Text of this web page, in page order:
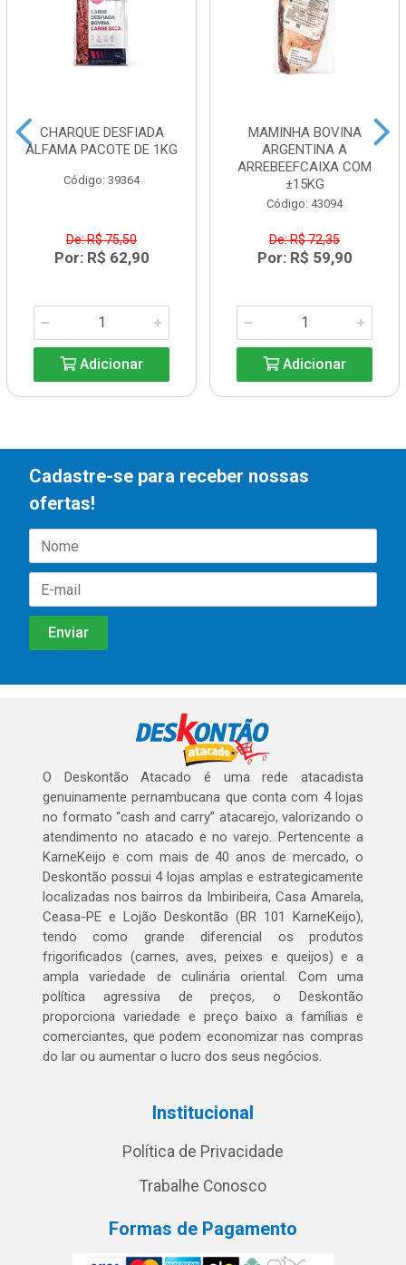
CHARQUE DESFIADA
ALFAMA PACOTE DE 1KG
Código: 39364
De: R$ 75,50
Por: R$ 62,90
Adicionar
MAMINHA BOVINA
ARGENTINA A
ARREBEEFCAIXA COM
±15KG
Código: 43094
De: R$ 72,35
Por: R$ 59,90
Adicionar
Cadastre-se para receber nossas
ofertas!
O Deskontão Atacado é uma rede atacadista
genuinamente pernambucana que conta com 4 lojas
no formato “cash and carry” atacarejo, valorizando o
atendimento no atacado e no varejo. Pertencente a
KarneKeijo e com mais de 40 anos de mercado, o
Deskontão possui 4 lojas amplas e estrategicamente
localizadas nos bairros da Imbiribeira, Casa Amarela,
Ceasa-PE e Lojão Deskontão (BR 101 KarneKeijo),
tendo como grande diferencial os produtos
frigorificados (carnes, aves, peixes e queijos) e a
ampla variedade de culinária oriental. Com uma
política agressiva de preços, o Deskontão
proporciona variedade e preço baixo a famílias e
comerciantes, que podem economizar nas compras
do lar ou aumentar o lucro dos seus negócios.
Institucional
Política de Privacidade
Trabalhe Conosco
Formas de Pagamento